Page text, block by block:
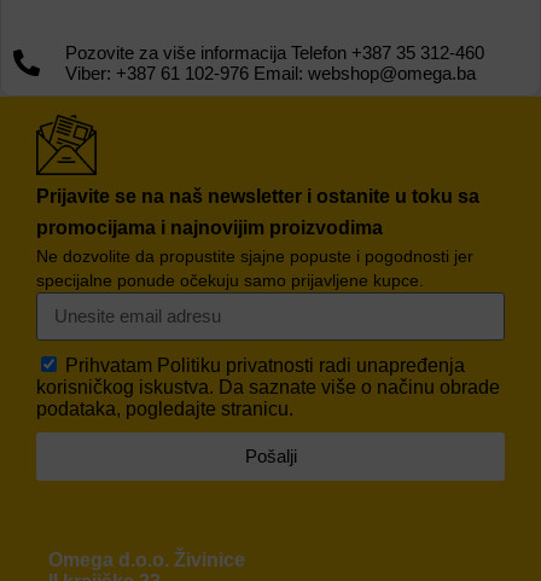
Pozovite za više informacija Telefon +387 35 312-460
Viber: +387 61 102-976 Email: webshop@omega.ba
Prijavite se na naš newsletter i ostanite u toku sa
promocijama i najnovijim proizvodima
Ne dozvolite da propustite sjajne popuste i pogodnosti jer
specijalne ponude očekuju samo prijavljene kupce.
Prihvatam Politiku privatnosti radi unapređenja
korisničkog iskustva. Da saznate više o načinu obrade
podataka, pogledajte stranicu.
Pošalji
Omega d.o.o. Živinice